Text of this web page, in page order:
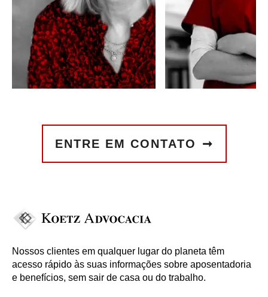
ENTRE EM CONTATO
Nossos clientes em qualquer lugar do planeta têm
acesso rápido às suas informações sobre aposentadoria
e benefícios, sem sair de casa ou do trabalho.